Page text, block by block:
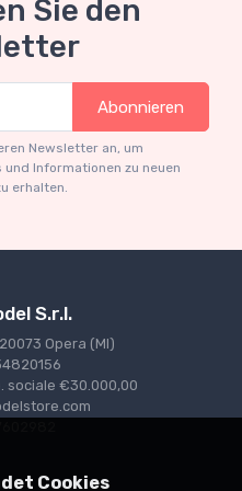
1954 Monza
Sie den
Abonnieren
Newsletter an, um
Informationen zu neuen
erhalten.
S.r.l.
Opera (MI)
sociale €30.000,00
Cookies